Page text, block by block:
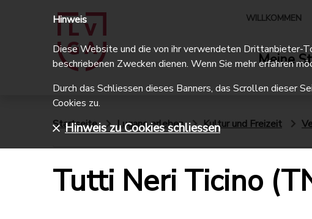
WILLKOMMEN
Meine
Startseite Lugano erleben Kultur und Freizeit
Tutti Neri Ticino
Hinweis
Diese Website und die von ihr verwendeten Drittanbieter-
beschriebenen Zwecken dienen. Wenn Sie mehr erfahren
Durch das Schliessen dieses Banners, das Scrollen dieser
Cookies zu.
Hinweis zu Cookies schliessen